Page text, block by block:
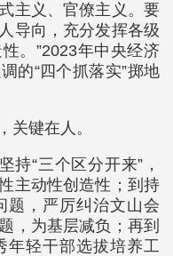
主义、官僚主义。要
导向，充分发挥各级
。”2023年中央经济
的“四个抓落实”掷地
关键在人。
持“三个区分开来”，
主动性创造性；到持
题，严厉纠治文山会
，为基层减负；再到
年轻干部选拔培养工